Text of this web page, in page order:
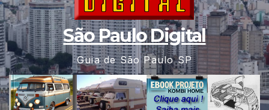
São Paulo Digital
Guia de São Paulo SP